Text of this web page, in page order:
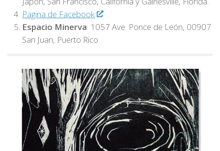
Pagina de Facebook
Espacio Minerva: 1057 Ave. Ponce de León, 00907
San Juan, Puerto Rico